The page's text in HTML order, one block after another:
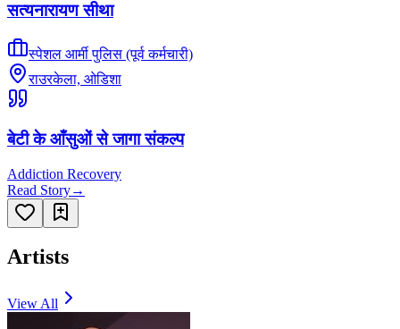
सत्यनारायण सीथा
स्पेशल आर्मी पुलिस (पूर्व कर्मचारी)
राउरकेला, ओडिशा
बेटी के आँसुओं से जागा संकल्प
Addiction Recovery
Read Story→
Artists
View All